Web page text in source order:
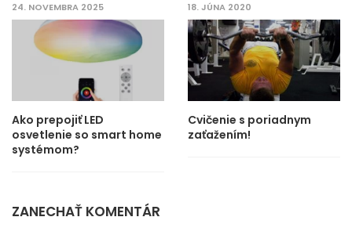
24. NOVEMBRA 2025
Ako prepojiť LED
osvetlenie so smart home
systémom?
18. JÚNA 2020
Cvičenie s poriadnym
zaťažením!
ZANECHAŤ KOMENTÁR